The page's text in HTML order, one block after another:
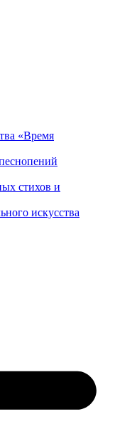
«Время
стихов и
искусства